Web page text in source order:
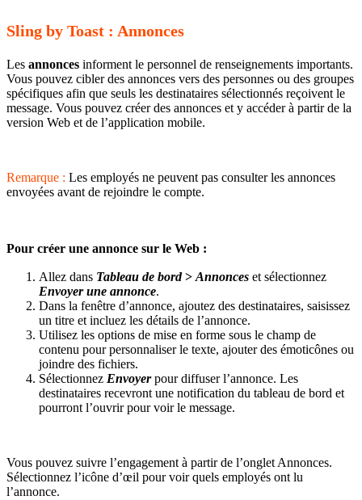
Sling by Toast : Annonces
Les annonces informent le personnel de renseignements importants.
Vous pouvez cibler des annonces vers des personnes ou des groupes
spécifiques afin que seuls les destinataires sélectionnés reçoivent le
message. Vous pouvez créer des annonces et y accéder à partir de la
version Web et de l’application mobile.
Remarque : Les employés ne peuvent pas consulter les annonces
envoyées avant de rejoindre le compte.
Pour créer une annonce sur le Web :
Allez dans Tableau de bord> Annonces et sélectionnez
Envoyer une annonce.
Dans la fenêtre d’annonce, ajoutez des destinataires, saisissez
un titre et incluez les détails de l’annonce.
Utilisez les options de mise en forme sous le champ de
contenu pour personnaliser le texte, ajouter des émoticônes ou
joindre des fichiers.
Sélectionnez Envoyerpour diffuser l’annonce. Les
destinataires recevront une notification du tableau de bord et
pourront l’ouvrir pour voir le message.
Vous pouvez suivre l’engagement à partir de l’onglet Annonces.
Sélectionnez l’icône d’œil pour voir quels employés ont lu
l’annonce.